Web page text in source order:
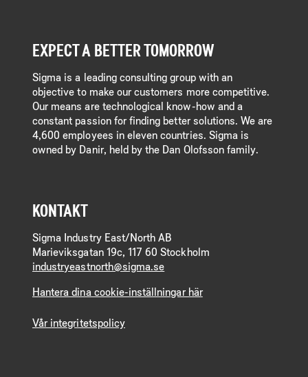
EXPECT A BETTER TOMORROW
Sigma is a leading consulting group with an
objective to make our customers more competitive.
Our means are technological know-how and a
constant passion for finding better solutions. We are
4,600 employees in eleven countries. Sigma is
owned by Danir, held by the Dan Olofsson family.
KONTAKT
Sigma Industry East/North AB
Marieviksgatan 19c, 117 60 Stockholm
industryeastnorth@sigma.se
Hantera dina cookie-inställningar här
Vår integritetspolicy